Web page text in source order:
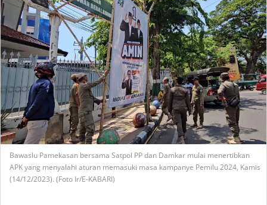
Bawaslu Pamekasan bersama Satpol PP dan Damkar mulai menertibkan
APK yang menyalahi aturan memasuki masa kampanye Pemilu 2024, Kamis
(14/12/2023). (Foto Ir/E-KABARI)